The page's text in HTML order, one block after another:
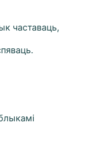
частаваць,